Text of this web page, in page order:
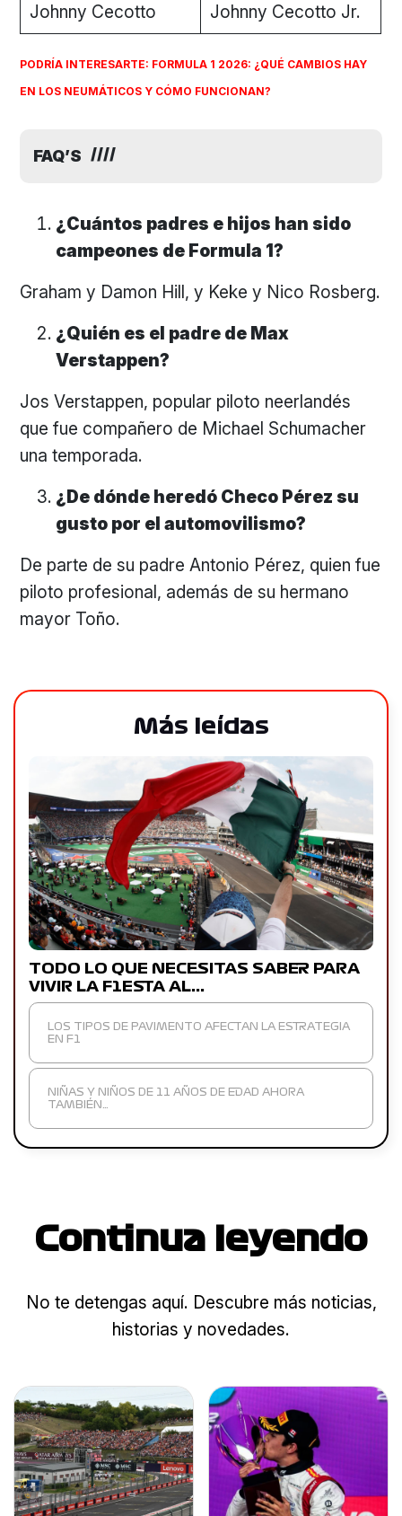
Johnny Cecotto Johnny Cecotto Jr.
PODRÍA INTERESARTE: FORMULA 1 2026: ¿QUÉ CAMBIOS HAY
EN LOS NEUMÁTICOS Y CÓMO FUNCIONAN?
FAQ’S
¿Cuántos padres e hijos han sido
campeones de Formula 1?
Graham y Damon Hill, y Keke y Nico Rosberg.
¿Quién es el padre de Max
Verstappen?
Jos Verstappen, popular piloto neerlandés
que fue compañero de Michael Schumacher
una temporada.
¿De dónde heredó Checo Pérez su
gusto por el automovilismo?
De parte de su padre Antonio Pérez, quien fue
piloto profesional, además de su hermano
mayor Toño.
Más leídas
TODO LO QUE NECESITAS SABER PARA
VIVIR LA F1ESTA AL…
LOS TIPOS DE PAVIMENTO AFECTAN LA ESTRATEGIA
EN F1
NIÑAS Y NIÑOS DE 11 AÑOS DE EDAD AHORA
TAMBIÉN…
Continua leyendo
No te detengas aquí. Descubre más noticias,
historias y novedades.